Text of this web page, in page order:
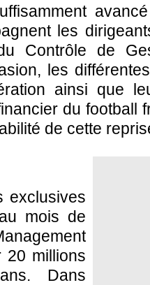
les
Contrôle de
les
ainsi que
du football
de cette
exclusives
mois de
20 millions
Dans